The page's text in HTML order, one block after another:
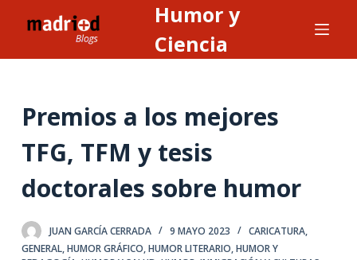
l
a
n
Humor y
Ciencia
Premios a los mejores
TFG, TFM y tesis
doctorales sobre humor
JUAN GARCÍA CERRADA 9 MAYO 2023 CARICATURA,
GENERAL,HUMOR GRÁFICO,HUMOR LITERARIO,HUMOR Y